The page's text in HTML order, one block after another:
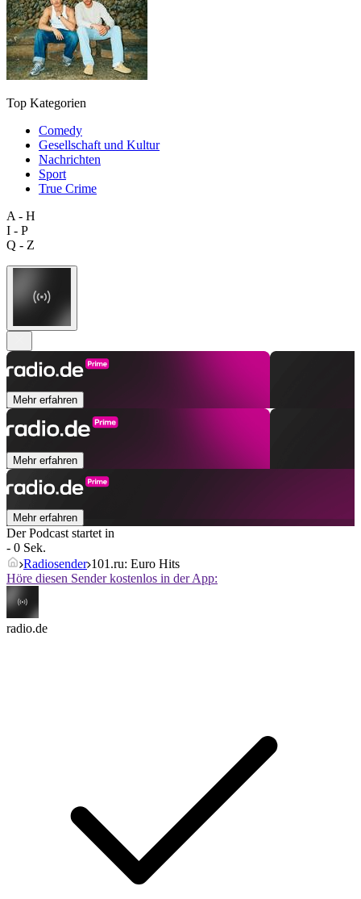
Top Kategorien
Comedy
Gesellschaft und Kultur
Nachrichten
Sport
True Crime
A - H
I - P
Q - Z
Mehr erfahren
Mehr erfahren
Mehr erfahren
Der Podcast startet in
- 0 Sek.
Radiosender 101.ru: Euro Hits
Höre diesen Sender kostenlos in der App:
radio.de